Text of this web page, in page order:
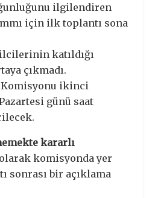
ilgilendiren
için ilk toplantı sona
katıldığı
çıkmadı.
ikinci
günü saat
kararlı
komisyonda yer
sonrası bir açıklama